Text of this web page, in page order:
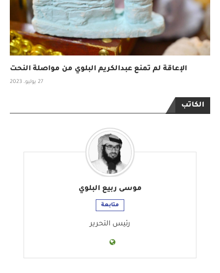
الإعاقة لم تمنع عبدالكريم البلوي من مواصلة النحت
27 يوليو، 2023
الكاتب
موسى ربيع البلوي
متابعة
رئيس التحرير